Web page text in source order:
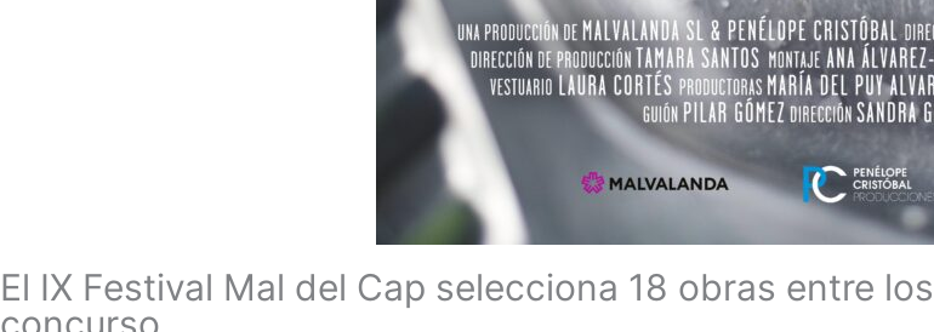
El IX Festival Mal del Cap selecciona 18 obras entre